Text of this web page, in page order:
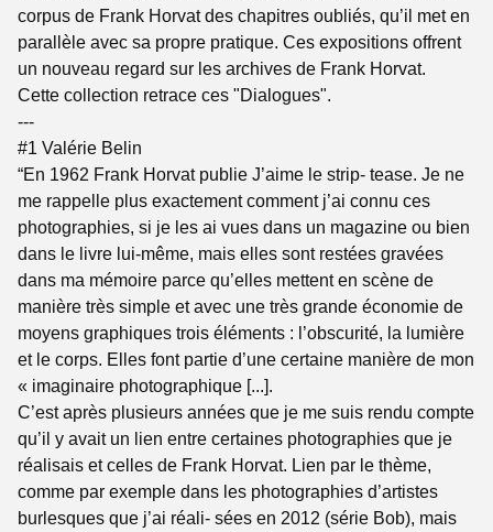
corpus de Frank Horvat des chapitres oubliés, qu’il met en
parallèle avec sa propre pratique. Ces expositions offrent
un nouveau regard sur les archives de Frank Horvat.
Cette collection retrace ces "Dialogues".
---
#1 Valérie Belin
“En 1962 Frank Horvat publie J’aime le strip- tease. Je ne
me rappelle plus exactement comment j’ai connu ces
photographies, si je les ai vues dans un magazine ou bien
dans le livre lui-même, mais elles sont restées gravées
dans ma mémoire parce qu’elles mettent en scène de
manière très simple et avec une très grande économie de
moyens graphiques trois éléments : l’obscurité, la lumière
et le corps. Elles font partie d’une certaine manière de mon
« imaginaire photographique [...].
C’est après plusieurs années que je me suis rendu compte
qu’il y avait un lien entre certaines photographies que je
réalisais et celles de Frank Horvat. Lien par le thème,
comme par exemple dans les photographies d’artistes
burlesques que j’ai réali- sées en 2012 (série Bob), mais